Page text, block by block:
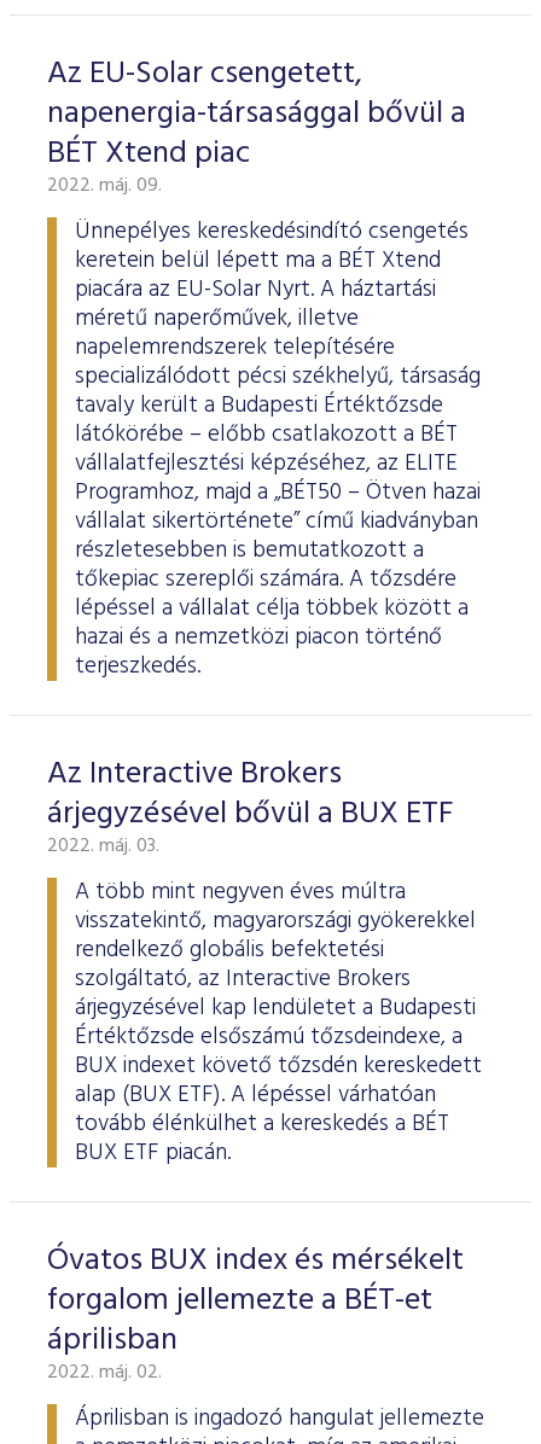
Az EU-Solar csengetett,
napenergia-társasággal bővül a
BÉT Xtend piac
2022. máj. 09.
Ünnepélyes kereskedésindító csengetés
keretein belül lépett ma a BÉT Xtend
piacára az EU-Solar Nyrt. A háztartási
méretű naperőművek, illetve
napelemrendszerek telepítésére
specializálódott pécsi székhelyű, társaság
tavaly került a Budapesti Értéktőzsde
látókörébe – előbb csatlakozott a BÉT
vállalatfejlesztési képzéséhez, az ELITE
Programhoz, majd a „BÉT50 – Ötven hazai
vállalat sikertörténete” című kiadványban
részletesebben is bemutatkozott a
tőkepiac szereplői számára. A tőzsdére
lépéssel a vállalat célja többek között a
hazai és a nemzetközi piacon történő
terjeszkedés.
Az Interactive Brokers
árjegyzésével bővül a BUX ETF
2022. máj. 03.
A több mint negyven éves múltra
visszatekintő, magyarországi gyökerekkel
rendelkező globális befektetési
szolgáltató, az Interactive Brokers
árjegyzésével kap lendületet a Budapesti
Értéktőzsde elsőszámú tőzsdeindexe, a
BUX indexet követő tőzsdén kereskedett
alap (BUX ETF). A lépéssel várhatóan
tovább élénkülhet a kereskedés a BÉT
BUX ETF piacán.
Óvatos BUX index és mérsékelt
forgalom jellemezte a BÉT-et
áprilisban
2022. máj. 02.
Áprilisban is ingadozó hangulat jellemezte